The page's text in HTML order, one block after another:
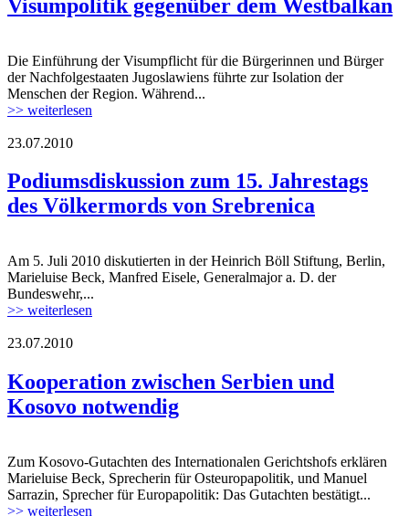
Visumpolitik gegenüber dem Westbalkan
Die Einführung der Visumpflicht für die Bürgerinnen und Bürger
der Nachfolgestaaten Jugoslawiens führte zur Isolation der
Menschen der Region. Während...
>> weiterlesen
23.07.2010
Podiumsdiskussion zum 15. Jahrestags
des Völkermords von Srebrenica
Am 5. Juli 2010 diskutierten in der Heinrich Böll Stiftung, Berlin,
Marieluise Beck, Manfred Eisele, Generalmajor a. D. der
Bundeswehr,...
>> weiterlesen
23.07.2010
Kooperation zwischen Serbien und
Kosovo notwendig
Zum Kosovo-Gutachten des Internationalen Gerichtshofs erklären
Marieluise Beck, Sprecherin für Osteuropapolitik, und Manuel
Sarrazin, Sprecher für Europapolitik: Das Gutachten bestätigt...
>> weiterlesen